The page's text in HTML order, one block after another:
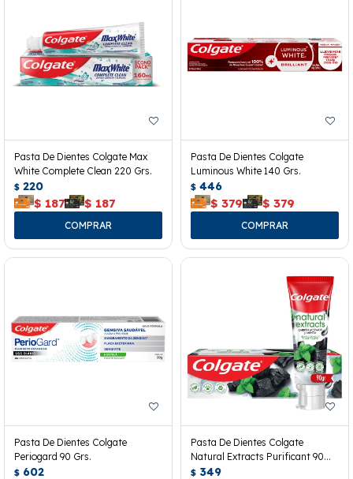
Pasta De Dientes Colgate Max
White Complete Clean 220 Grs.
$ 220
$ 187 $ 187
Pasta De Dientes Colgate
Luminous White 140 Grs.
$ 446
$ 379 $ 379
Pasta De Dientes Colgate
Periogard 90 Grs.
$ 602
Pasta De Dientes Colgate
Natural Extracts Purificant 90
Grs.
$ 349